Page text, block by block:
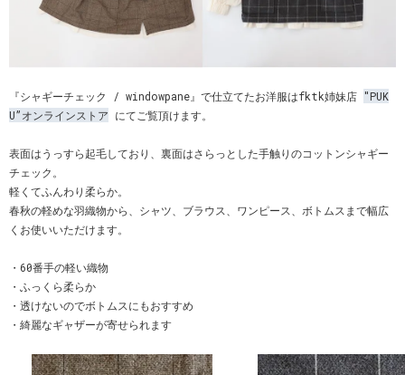
『シャギーチェック / windowpane』で仕立てたお洋服はfktk姉妹店 "PUK
U”オンラインストア にてご覧頂けます。
表面はうっすら起毛しており、裏面はさらっとした手触りのコットンシャギー
チェック。
軽くてふんわり柔らか。
春秋の軽めな羽織物から、シャツ、ブラウス、ワンピース、ボトムスまで幅広
くお使いいただけます。
・60番手の軽い織物
・ふっくら柔らか
・透けないのでボトムスにもおすすめ
・綺麗なギャザーが寄せられます